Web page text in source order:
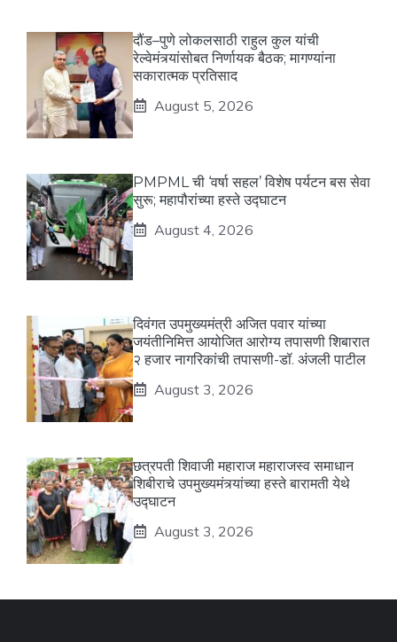
दौंड–पुणे लोकलसाठी राहुल कुल यांची
रेल्वेमंत्र्यांसोबत निर्णायक बैठक; मागण्यांना
सकारात्मक प्रतिसाद
August 5, 2026
PMPML ची ‘वर्षा सहल’ विशेष पर्यटन बस सेवा
सुरू; महापौरांच्या हस्ते उद्घाटन
August 4, 2026
दिवंगत उपमुख्यमंत्री अजित पवार यांच्या
जयंतीनिमित्त आयोजित आरोग्य तपासणी शिबारात
२ हजार नागरिकांची तपासणी-डॉ. अंजली पाटील
August 3, 2026
छत्रपती शिवाजी महाराज महाराजस्व समाधान
शिबीराचे उपमुख्यमंत्र्यांच्या हस्ते बारामती येथे
उद्घाटन
August 3, 2026